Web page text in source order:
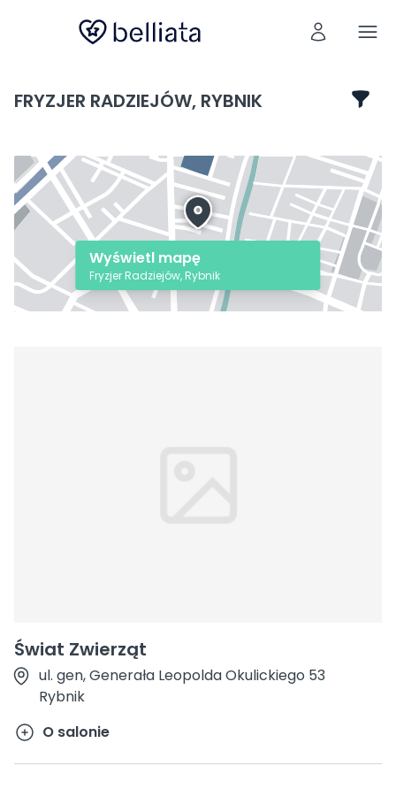
FRYZJER RADZIEJÓW, RYBNIK
Świat Zwierząt
ul. gen, Generała Leopolda Okulickiego 53
Rybnik
O salonie
Wyświetl mapę
Fryzjer Radziejów, Rybnik